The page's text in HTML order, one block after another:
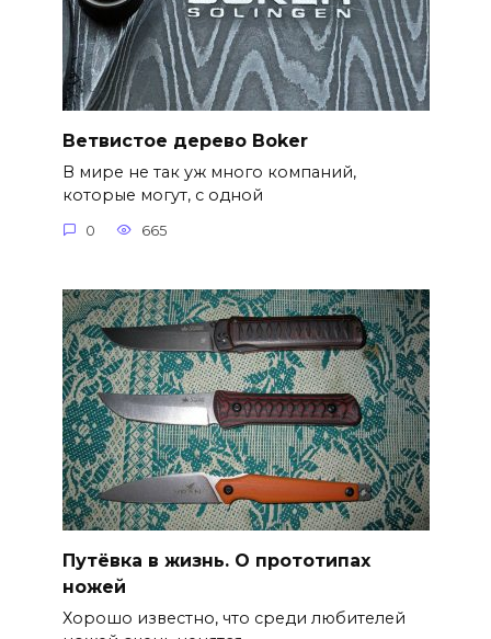
Ветвистое дерево Boker
В мире не так уж много компаний,
которые могут, с одной
0 665
Путёвка в жизнь. О прототипах
ножей
Хорошо известно, что среди любителей